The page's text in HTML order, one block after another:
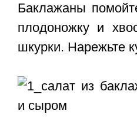
Баклажаны
плодоножку и
шкурки. Нарежьте